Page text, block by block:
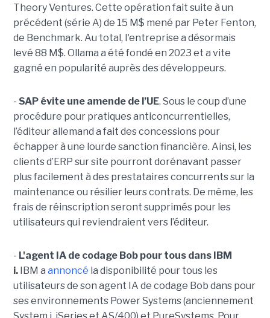
Theory Ventures. Cette opération fait suite à un
précédent (série A) de 15 M$ mené par Peter Fenton,
de Benchmark. Au total, l'entreprise a désormais
levé 88 M$. Ollama a été fondé en 2023 et a vite
gagné en popularité auprès des développeurs.
- SAP évite une amende de l’UE. Sous le coup d’une
procédure pour pratiques anticoncurrentielles,
l’éditeur allemand a fait des concessions pour
échapper à une lourde sanction financière. Ainsi, les
clients d’ERP sur site pourront dorénavant passer
plus facilement à des prestataires concurrents sur la
maintenance ou résilier leurs contrats. De même, les
frais de réinscription seront supprimés pour les
utilisateurs qui reviendraient vers l’éditeur.
- L'agent IA de codage Bob pour tous dans IBM
i.IBM a annoncé la disponibilité pour tous les
utilisateurs de son agent IA de codage Bob dans pour
ses environnements Power Systems (anciennement